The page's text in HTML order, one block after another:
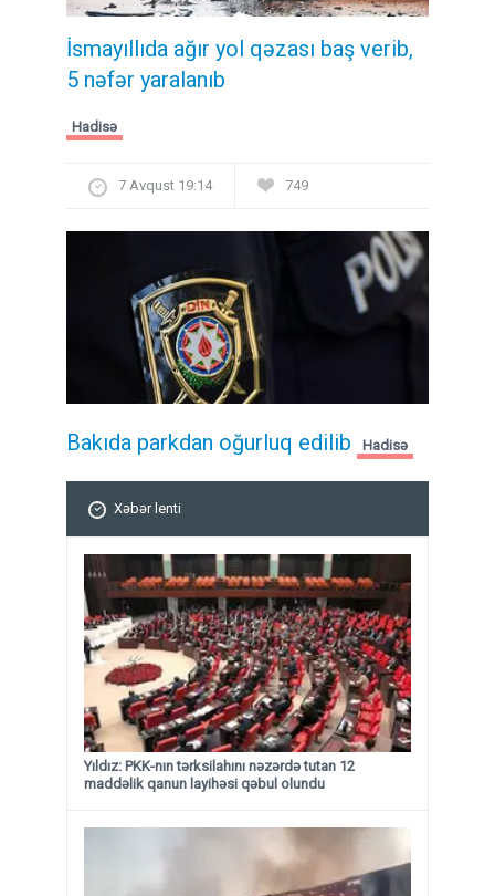
İsmayıllıda ağır yol qəzası baş verib,
5 nəfər yaralanıb
Hadisə
7 Avqust 19:14 749
Bakıda parkdan oğurluq edilib Hadisə
Xəbər lenti
Yıldız: PKK-nın tərksilahını nəzərdə tutan 12
maddəlik qanun layihəsi qəbul olundu ​​​​​​​